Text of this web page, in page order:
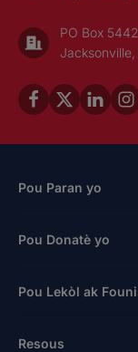
PO Box
Pou Paran yo
Bousdetid
Bousdetid Lekòl
Pou Donatè yo
Fason pou bay
Pou Lekòl ak
Koneksyon
Resous